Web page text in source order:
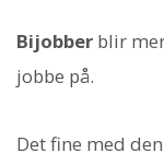
Bijobber blir
jobbe på.
Det fine med